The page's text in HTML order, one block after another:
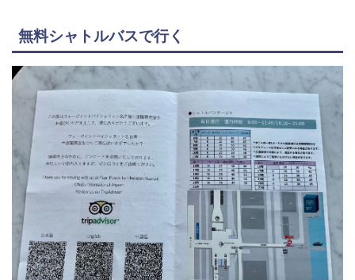
無料シャトルバスで行く